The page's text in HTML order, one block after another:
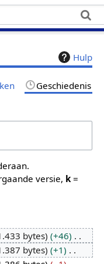
Hulp
Geschiedenis
versie, k =
bytes
+46
bytes
+1